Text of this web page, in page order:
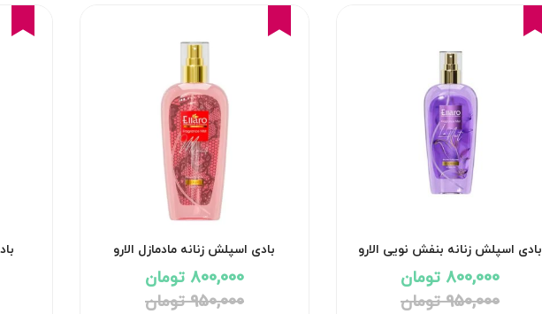
بادی اسپلش زنانه بنفش نویی الارو
800,000 تومان
950,000 تومان
بادی اسپلش زنانه مادمازل الارو
800,000 تومان
950,000 تومان